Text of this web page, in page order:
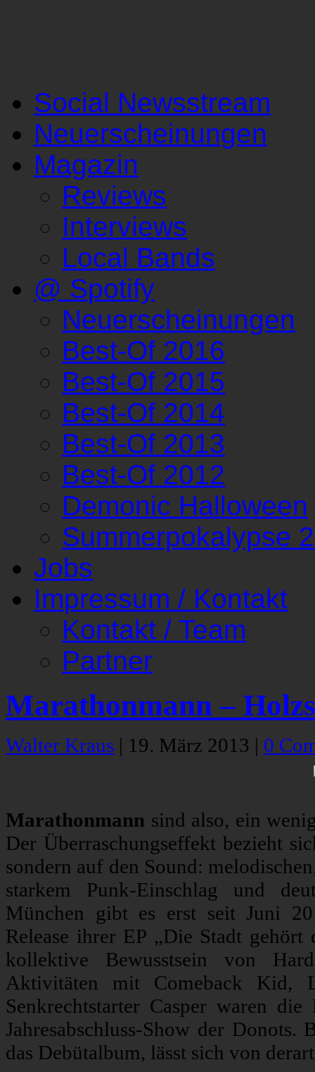
Social Newsstream
Neuerscheinungen
Magazin
Reviews
Interviews
Local Bands
@ Spotify
Neuerscheinungen
Best-Of 2016
Best-Of 2015
Best-Of 2014
Best-Of 2013
Best-Of 2012
Demonic Halloween
Summerpokalypse
Jobs
Impressum / Kontakt
Kontakt / Team
Partner
Marathonmann –
Walter Kraus | 19. März 2013 | 0
Marathonmann sind also, ein
Der Überraschungseffekt bezieht
sondern auf den Sound:
starkem Punk-Einschlag und
München gibt es erst seit Juni
Release ihrer EP „Die Stadt
kollektive Bewusstsein von
Aktivitäten mit Comeback Kid,
Senkrechtstarter Casper waren
Jahresabschluss-Show der
das Debütalbum, lässt sich von